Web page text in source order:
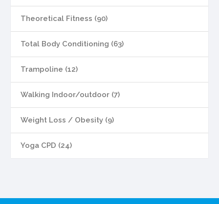
Theoretical Fitness (90)
Total Body Conditioning (63)
Trampoline (12)
Walking Indoor/outdoor (7)
Weight Loss / Obesity (9)
Yoga CPD (24)